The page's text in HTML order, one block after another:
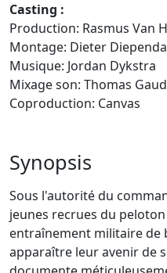
Casting :
Production: Rasmus Van
Montage: Dieter
Musique: Jordan Dykstra
Mixage son: Thomas
Coproduction: Canvas
Synopsis
Sous l'autorité du
jeunes recrues du
entraînement militaire de
apparaître leur avenir de